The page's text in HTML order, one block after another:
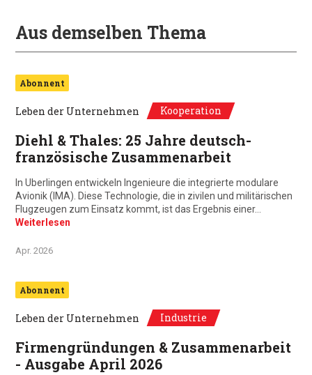
Aus demselben Thema
Abonnent
Leben der Unternehmen Kooperation
Diehl & Thales: 25 Jahre deutsch-
französische Zusammenarbeit
In Uberlingen entwickeln Ingenieure die integrierte modulare
Avionik (IMA). Diese Technologie, die in zivilen und militärischen
Flugzeugen zum Einsatz kommt, ist das Ergebnis einer…
Weiterlesen
Apr. 2026
Abonnent
Leben der Unternehmen Industrie
Firmengründungen & Zusammenarbeit
- Ausgabe April 2026